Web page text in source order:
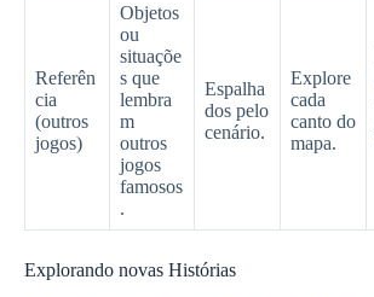
Referên
cia
(outros
jogos)
Objetos
ou
situaçõe
s que
lembra
m
outros
jogos
famosos
.
Espalha
dos pelo
cenário.
Explore
cada
canto do
mapa.
Explorando novas Histórias